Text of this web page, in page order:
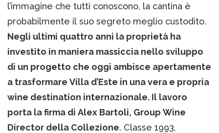
l’immagine che tutti conoscono, la cantina è
probabilmente il suo segreto meglio custodito.
Negli ultimi quattro anni la proprietà ha
investito in maniera massiccia nello sviluppo
di un progetto che oggi ambisce apertamente
a trasformare Villa d’Este in una vera e propria
wine destination internazionale. Il lavoro
porta la firma di Alex Bartoli, Group Wine
Director della Collezione. Classe 1993,